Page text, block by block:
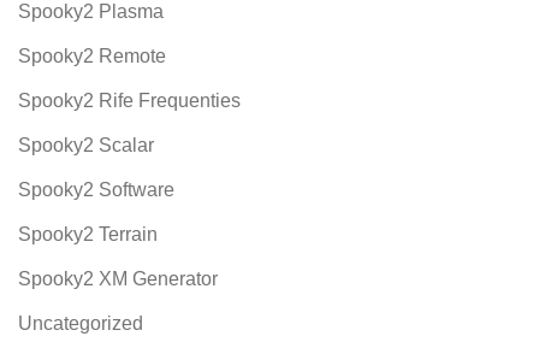
Spooky2 Plasma
Spooky2 Remote
Spooky2 Rife Frequenties
Spooky2 Scalar
Spooky2 Software
Spooky2 Terrain
Spooky2 XM Generator
Uncategorized